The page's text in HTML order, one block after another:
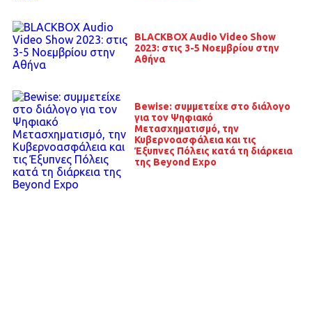
BLACKBOX Audio Video Show
2023: στις 3-5 Νοεμβρίου στην
Αθήνα
Bewise: συμμετείχε στο διάλογο
για τον Ψηφιακό
Μετασχηματισμό, την
Κυβερνοασφάλεια και τις
Έξυπνες Πόλεις κατά τη διάρκεια
της Beyond Expo